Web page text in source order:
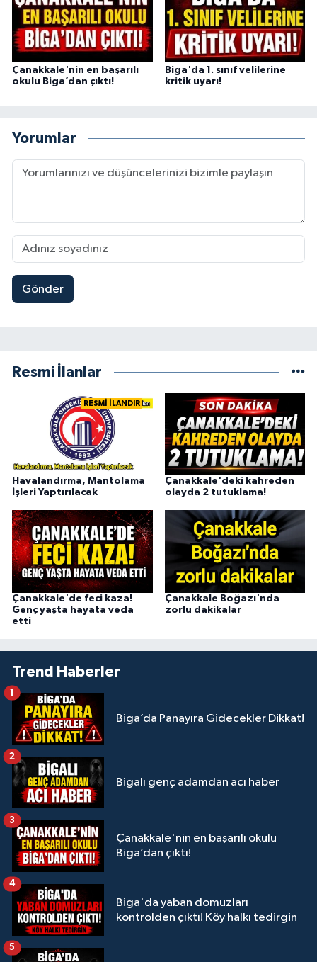
Çanakkale'nin en başarılı
okulu Biga’dan çıktı!
Biga'da 1. sınıf velilerine
kritik uyarı!
Yorumlar
Gönder
Resmi İlanlar
RESMİ İLANDIR
Havalandırma, Mantolama
İşleri Yaptırılacak
Çanakkale'deki kahreden
olayda 2 tutuklama!
Çanakkale'de feci kaza!
Genç yaşta hayata veda
etti
Çanakkale Boğazı'nda
zorlu dakikalar
Trend Haberler
Biga’da Panayıra Gidecekler Dikkat!
1
Bigalı genç adamdan acı haber
2
Çanakkale'nin en başarılı okulu
Biga’dan çıktı!
3
Biga'da yaban domuzları
kontrolden çıktı! Köy halkı tedirgin
4
5